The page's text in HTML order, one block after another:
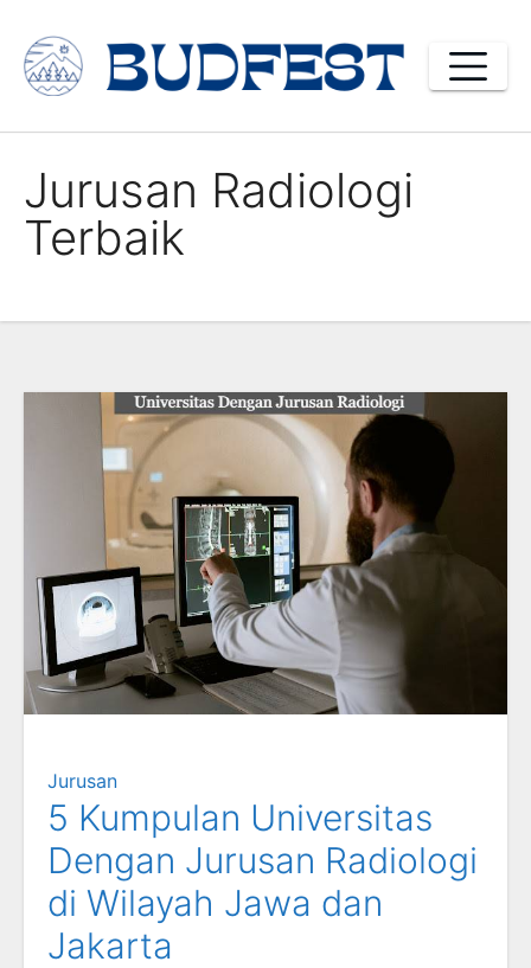
content
Jurusan Radiologi
Terbaik
Jurusan
5 Kumpulan Universitas
Dengan Jurusan Radiologi
di Wilayah Jawa dan
Jakarta